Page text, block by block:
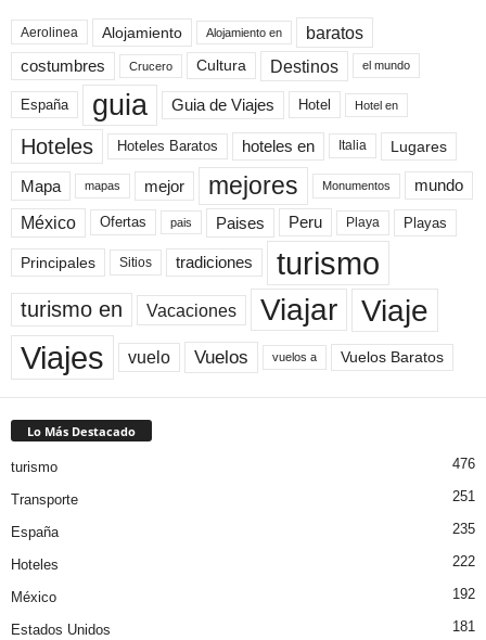
Aerolinea Alojamiento Alojamiento en baratos
costumbres Crucero Cultura Destinos el mundo
España guia Guia de Viajes Hotel Hotel en
Hoteles Hoteles Baratos hoteles en Italia Lugares
Mapa mapas mejor mejores Monumentos mundo
México Ofertas pais Paises Peru Playa Playas
Principales Sitios tradiciones turismo
turismo en Vacaciones Viajar Viaje
Viajes vuelo Vuelos vuelos a Vuelos Baratos
Lo Más Destacado
turismo 476
Transporte 251
España 235
Hoteles 222
México 192
Estados Unidos 181